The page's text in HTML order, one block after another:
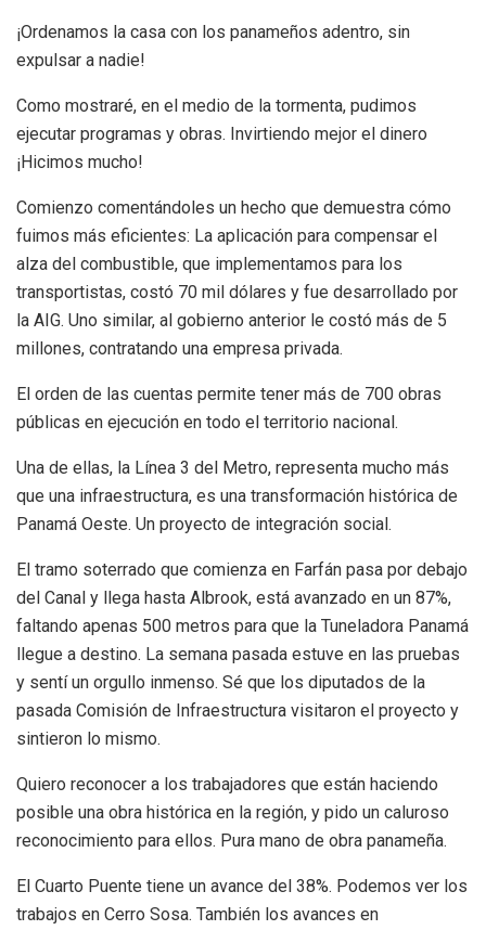
¡Ordenamos la casa con los panameños adentro, sin
expulsar a nadie!
Como mostraré, en el medio de la tormenta, pudimos
ejecutar programas y obras. Invirtiendo mejor el dinero
¡Hicimos mucho!
Comienzo comentándoles un hecho que demuestra cómo
fuimos más eficientes: La aplicación para compensar el
alza del combustible, que implementamos para los
transportistas, costó 70 mil dólares y fue desarrollado por
la AIG. Uno similar, al gobierno anterior le costó más de 5
millones, contratando una empresa privada.
El orden de las cuentas permite tener más de 700 obras
públicas en ejecución en todo el territorio nacional.
Una de ellas, la Línea 3 del Metro, representa mucho más
que una infraestructura, es una transformación histórica de
Panamá Oeste. Un proyecto de integración social.
El tramo soterrado que comienza en Farfán pasa por debajo
del Canal y llega hasta Albrook, está avanzado en un 87%,
faltando apenas 500 metros para que la Tuneladora Panamá
llegue a destino. La semana pasada estuve en las pruebas
y sentí un orgullo inmenso. Sé que los diputados de la
pasada Comisión de Infraestructura visitaron el proyecto y
sintieron lo mismo.
Quiero reconocer a los trabajadores que están haciendo
posible una obra histórica en la región, y pido un caluroso
reconocimiento para ellos. Pura mano de obra panameña.
El Cuarto Puente tiene un avance del 38%. Podemos ver los
trabajos en Cerro Sosa. También los avances en